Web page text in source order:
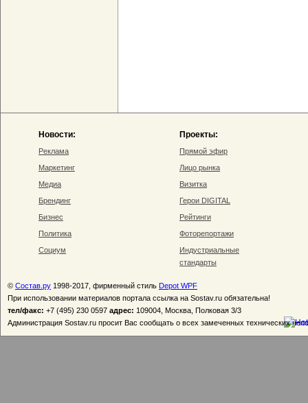
Новости:
Реклама
Маркетинг
Медиа
Брендинг
Бизнес
Политика
Социум
Проекты:
Прямой эфир
Лицо рынка
Визитка
Герои DIGITAL
Рейтинги
Фоторепортажи
Индустриальные
стандарты
© Состав.ру 1998-2017, фирменный стиль Depot WPF
При использовании материалов портала ссылка на Sostav.ru обязательна!
тел/факс: +7 (495) 230 0597 адрес: 109004, Москва, Полковая 3/3
Администрация Sostav.ru просит Вас сообщать о всех замеченных технических